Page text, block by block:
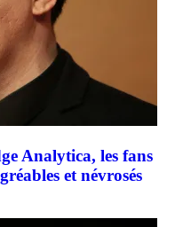
Analytica, les fans
et névrosés